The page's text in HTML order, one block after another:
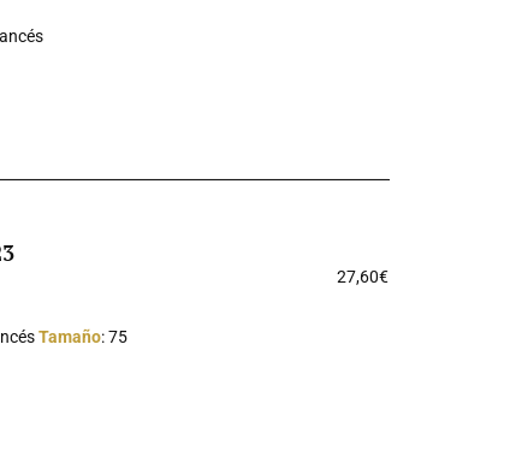
27,60€
Tamaño: 75